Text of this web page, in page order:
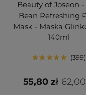
Beauty of Joseon -
Bean Refreshing
Mask - Maska
140ml
399
62,00
55,80 zł